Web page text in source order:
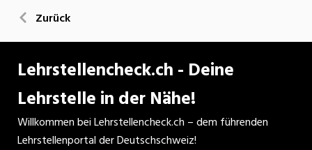
Zurück
Lehrstellencheck.ch - Deine
Lehrstelle in der Nähe!
Willkommen bei Lehrstellencheck.ch – dem führenden
Lehrstellenportal der Deutschschweiz!